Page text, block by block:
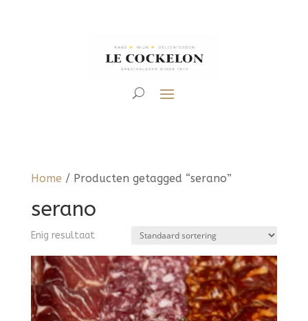
Home / Producten getagged “serano”
serano
Enig resultaat